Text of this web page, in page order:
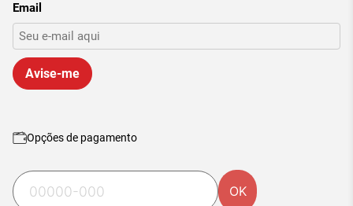
Email
Avise-me
Opções de pagamento
OK